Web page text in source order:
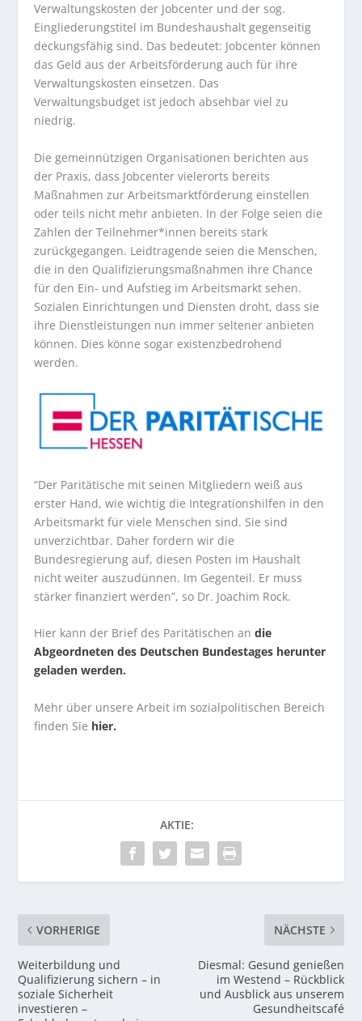
Verwaltungskosten der Jobcenter und der sog.
Eingliederungstitel im Bundeshaushalt gegenseitig
deckungsfähig sind. Das bedeutet: Jobcenter können
das Geld aus der Arbeitsförderung auch für ihre
Verwaltungskosten einsetzen. Das
Verwaltungsbudget ist jedoch absehbar viel zu
niedrig.
Die gemeinnützigen Organisationen berichten aus
der Praxis, dass Jobcenter vielerorts bereits
Maßnahmen zur Arbeitsmarktförderung einstellen
oder teils nicht mehr anbieten. In der Folge seien die
Zahlen der Teilnehmer*innen bereits stark
zurückgegangen. Leidtragende seien die Menschen,
die in den Qualifizierungsmaßnahmen ihre Chance
für den Ein- und Aufstieg im Arbeitsmarkt sehen.
Sozialen Einrichtungen und Diensten droht, dass sie
ihre Dienstleistungen nun immer seltener anbieten
können. Dies könne sogar existenzbedrohend
werden.
“Der Paritätische mit seinen Mitgliedern weiß aus
erster Hand, wie wichtig die Integrationshilfen in den
Arbeitsmarkt für viele Menschen sind. Sie sind
unverzichtbar. Daher fordern wir die
Bundesregierung auf, diesen Posten im Haushalt
nicht weiter auszudünnen. Im Gegenteil. Er muss
stärker finanziert werden”, so Dr. Joachim Rock.
Hier kann der Brief des Paritätischen andie
Abgeordneten des Deutschen Bundestages herunter
geladen werden.
Mehr über unsere Arbeit im sozialpolitischen Bereich
finden Sie hier.
AKTIE:
VORHERIGE
Weiterbildung und
Qualifizierung sichern – in
soziale Sicherheit
investieren –
NÄCHSTE
Diesmal: Gesund genießen
im Westend – Rückblick
und Ausblick aus unserem
Gesundheitscafé